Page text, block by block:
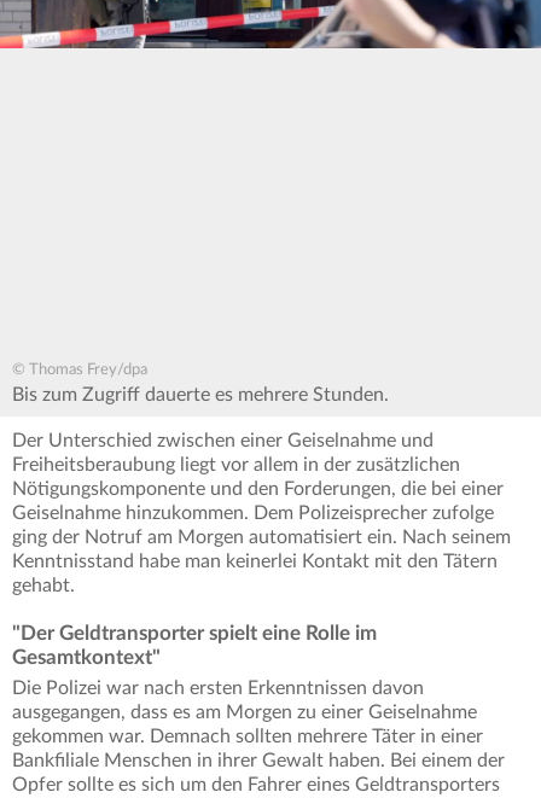
© Thomas Frey/dpa
Bis zum Zugriff dauerte es mehrere Stunden.
Der Unterschied zwischen einer Geiselnahme und
Freiheitsberaubung liegt vor allem in der zusätzlichen
Nötigungskomponente und den Forderungen, die bei einer
Geiselnahme hinzukommen. Dem Polizeisprecher zufolge
ging der Notruf am Morgen automatisiert ein. Nach seinem
Kenntnisstand habe man keinerlei Kontakt mit den Tätern
gehabt.
"Der Geldtransporter spielt eine Rolle im
Gesamtkontext"
Die Polizei war nach ersten Erkenntnissen davon
ausgegangen, dass es am Morgen zu einer Geiselnahme
gekommen war. Demnach sollten mehrere Täter in einer
Bankfiliale Menschen in ihrer Gewalt haben. Bei einem der
Opfer sollte es sich um den Fahrer eines Geldtransporters